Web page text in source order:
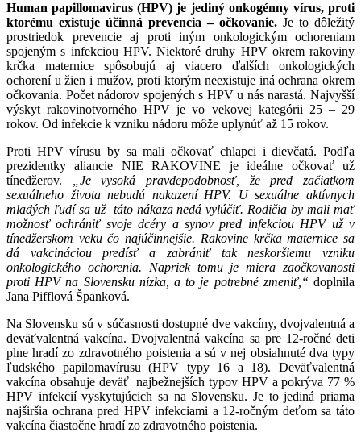
Human papillomavirus (HPV) je jediný onkogénny vírus, proti
ktorému existuje účinná prevencia – očkovanie. Je to dôležitý
prostriedok prevencie aj proti iným onkologickým ochoreniam
spojeným s infekciou HPV. Niektoré druhy HPV okrem rakoviny
krčka maternice spôsobujú aj viacero ďalších onkologických
ochorení u žien i mužov, proti ktorým neexistuje iná ochrana okrem
očkovania. Počet nádorov spojených s HPV u nás narastá. Najvyšší
výskyt rakovinotvorného HPV je vo vekovej kategórii 25 – 29
rokov. Od infekcie k vzniku nádoru môže uplynúť až 15 rokov.
Proti HPV vírusu by sa mali očkovať chlapci i dievčatá. Podľa
prezidentky aliancie NIE RAKOVINE je ideálne očkovať už
tínedžerov. „Je vysoká pravdepodobnosť, že pred začiatkom
sexuálneho života nebudú nakazení HPV. U sexuálne aktívnych
mladých ľudí sa už táto nákaza nedá vylúčiť. Rodičia by mali mať
možnosť ochrániť svoje dcéry a synov pred infekciou HPV už v
tínedžerskom veku čo najúčinnejšie. Rakovine krčka maternice sa
dá vakcináciou predísť a zabrániť tak neskoršiemu vzniku
onkologického ochorenia. Napriek tomu je miera zaočkovanosti
proti HPV na Slovensku nízka, a to je potrebné zmeniť,“ doplnila
Jana Pifflová Španková.
Na Slovensku sú v súčasnosti dostupné dve vakcíny, dvojvalentná a
deväťvalentná vakcína. Dvojvalentná vakcína sa pre 12-ročné deti
plne hradí zo zdravotného poistenia a sú v nej obsiahnuté dva typy
ľudského papilomavírusu (HPV typy 16 a 18). Deväťvalentná
vakcína obsahuje deväť najbežnejších typov HPV a pokrýva 77 %
HPV infekcií vyskytujúcich sa na Slovensku. Je to jediná priama
najširšia ochrana pred HPV infekciami a 12-ročným deťom sa táto
vakcína čiastočne hradí zo zdravotného poistenia.